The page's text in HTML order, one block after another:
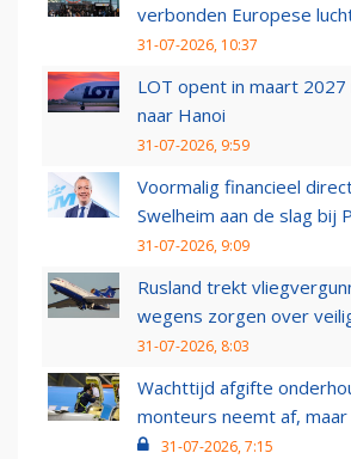
verbonden Europese
31-07-2026, 10:37
LOT opent in maart
naar Hanoi
31-07-2026, 9:59
Voormalig financieel
Swelheim aan de slag bij
31-07-2026, 9:09
Rusland trekt
wegens zorgen over
31-07-2026, 8:03
Wachttijd afgifte
monteurs neemt af,
31-07-2026, 7:15